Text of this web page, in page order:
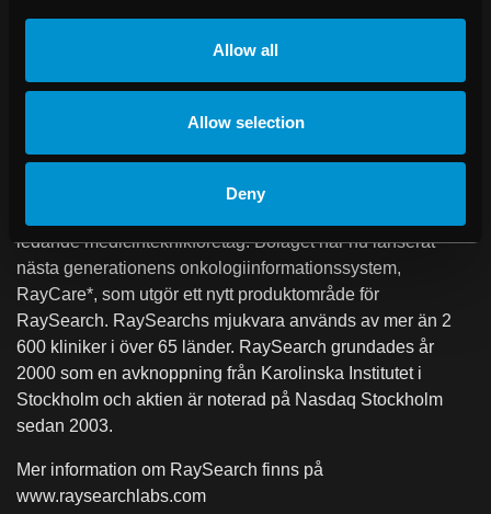
Allow all
Allow selection
Deny
användarvänlighet.
förbättrad cancerbehandling. RaySearch marknadsför
dosplaneringssystemet RayStation® till kliniker över hela
ledande medicinteknikföretag. Bolaget har nu lanserat
nästa generationens onkologiinformationssystem,
RayCare*, som utgör ett nytt produktområde för
RaySearch. RaySearchs mjukvara används av mer än 2
600 kliniker i över 65 länder. RaySearch grundades år
2000 som en avknoppning från Karolinska Institutet i
Stockholm och aktien är noterad på Nasdaq Stockholm
sedan 2003.
Mer information om RaySearch finns på
www.raysearchlabs.com